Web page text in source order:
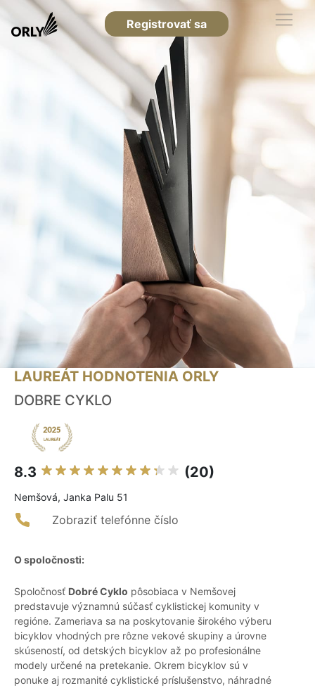
Registrovať sa
LAUREÁT HODNOTENIA ORLY
DOBRE CYKLO
8.3 (20)
Nemšová, Janka Palu 51
Zobraziť telefónne číslo
O spoločnosti:
Spoločnosť Dobré Cyklo pôsobiaca v Nemšovej
predstavuje významnú súčasť cyklistickej komunity v
regióne. Zameriava sa na poskytovanie širokého výberu
bicyklov vhodných pre rôzne vekové skupiny a úrovne
skúseností, od detských bicyklov až po profesionálne
modely určené na pretekanie. Okrem bicyklov sú v
ponuke aj rozmanité cyklistické príslušenstvo, náhradné